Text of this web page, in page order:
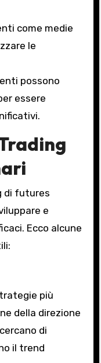
come medie
le
possono
essere
di futures
e
Ecco alcune
più
della direzione
di
il trend